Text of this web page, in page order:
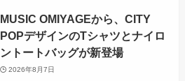
MUSIC OMIYAGEから、CITY
POPデザインのTシャツとナイロ
ントートバッグが新登場
2026年8月7日